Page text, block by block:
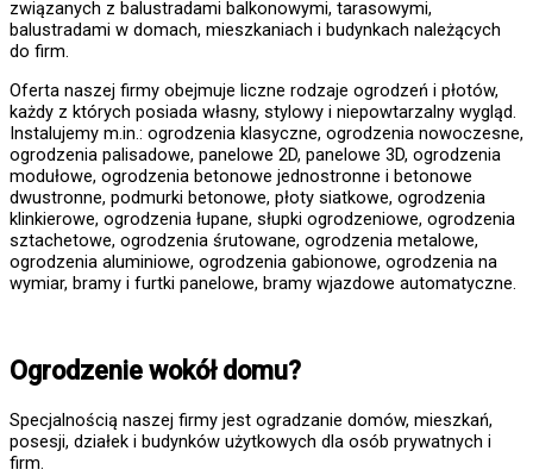
związanych z balustradami balkonowymi, tarasowymi,
balustradami w domach, mieszkaniach i budynkach należących
do firm.
Oferta naszej firmy obejmuje liczne rodzaje ogrodzeń i płotów,
każdy z których posiada własny, stylowy i niepowtarzalny wygląd.
Instalujemy m.in.: ogrodzenia klasyczne, ogrodzenia nowoczesne,
ogrodzenia palisadowe, panelowe 2D, panelowe 3D, ogrodzenia
modułowe, ogrodzenia betonowe jednostronne i betonowe
dwustronne, podmurki betonowe, płoty siatkowe, ogrodzenia
klinkierowe, ogrodzenia łupane, słupki ogrodzeniowe, ogrodzenia
sztachetowe, ogrodzenia śrutowane, ogrodzenia metalowe,
ogrodzenia aluminiowe, ogrodzenia gabionowe, ogrodzenia na
wymiar, bramy i furtki panelowe, bramy wjazdowe automatyczne.
Ogrodzenie wokół domu?
Specjalnością naszej firmy jest ogradzanie domów, mieszkań,
posesji, działek i budynków użytkowych dla osób prywatnych i
firm.